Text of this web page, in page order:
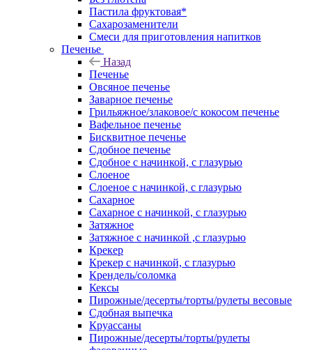
Пастила фруктовая*
Сахарозаменители
Смеси для приготовления напитков
Печенье
Назад
Печенье
Овсяное печенье
Заварное печенье
Грильяжное/злаковое/с кокосом печенье
Вафельное печенье
Бисквитное печенье
Сдобное печенье
Сдобное с начинкой, с глазурью
Слоеное
Слоеное с начинкой, с глазурью
Сахарное
Сахарное с начинкой, с глазурью
Затяжное
Затяжное с начинкой ,с глазурью
Крекер
Крекер с начинкой, с глазурью
Крендель/соломка
Кексы
Пирожные/десерты/торты/рулеты весовые
Сдобная выпечка
Круассаны
Пирожные/десерты/торты/рулеты